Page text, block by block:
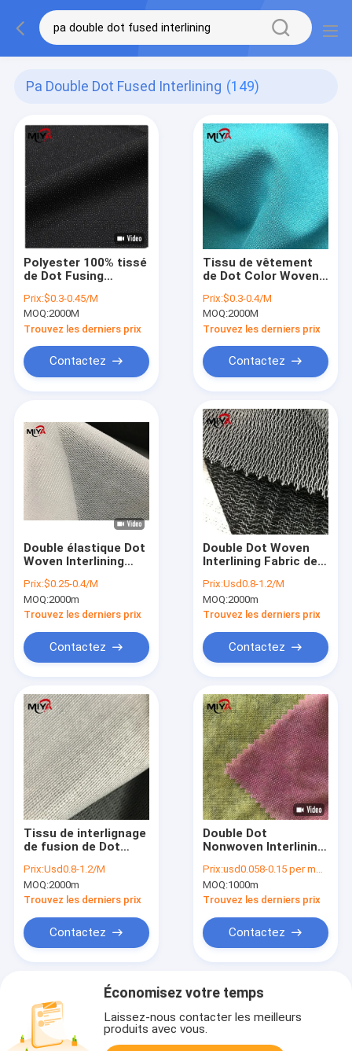
Pa Double Dot Fused Interlining (149)
Polyester 100% tissé
de Dot Fusing
pour des vêtements
de mode
Prix:$0.3-0.45/M
MOQ:2000M
Trouvez les derniers prix
Contactez
Tissu de vêtement
de Dot Color Woven
double de PA
Prix:$0.3-0.4/M
MOQ:2000M
Trouvez les derniers prix
Contactez
Double élastique Dot
Woven Interlining
40Dx75D
Prix:$0.25-0.4/M
MOQ:2000m
Trouvez les derniers prix
Contactez
Double Dot Woven
Interlining Fabric de
Prix:Usd0.8-1.2/M
MOQ:2000m
Trouvez les derniers prix
Contactez
Tissu de interlignage
de fusion de Dot
de double de PA
Prix:Usd0.8-1.2/M
MOQ:2000m
Trouvez les derniers prix
Contactez
Double Dot
Nonwoven Interlining
l'habillement 25gsm
Prix:usd0.058-0.15 per meter
MOQ:1000m
Trouvez les derniers prix
Contactez
Économisez votre temps
Laissez-nous contacter les meilleurs
produits avec vous.